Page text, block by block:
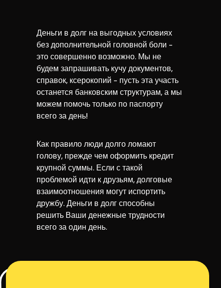
Как правило люди долго ломают
голову, прежде чем оформить кредит
крупной суммы. Если с такой
проблемой идти к друзьям, долговые
взаимоотношения могут испортить
дружбу. Деньги в долг способны
решить Ваши денежные трудности
всего за один день.
Деньги в долг на выгодных условиях
без дополнительной головной боли -
это совершенно возможно. Мы не
будем запрашивать кучу документов,
справок, ксерокопий - пусть эта участь
останется банковским структурам, а мы
можем помочь только по паспорту
всего за день!